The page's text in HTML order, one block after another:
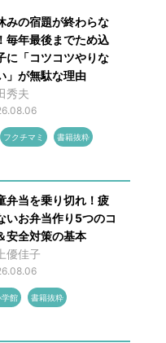
みの宿題が終わらな
毎年最後までため込
に「コツコツやりな
」が無駄な理由
秀夫
フクチマミ 書籍抜粋
弁当を乗り切れ！疲
いお弁当作り5つのコ
安全対策の基本
優佳子
学館 書籍抜粋